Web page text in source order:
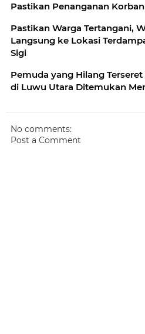
Pastikan Penanganan
Pastikan Warga Tertangani,
Langsung ke Lokasi
Sigi
Pemuda yang Hilang
di Luwu Utara Ditemukan
No comments:
Post a Comment